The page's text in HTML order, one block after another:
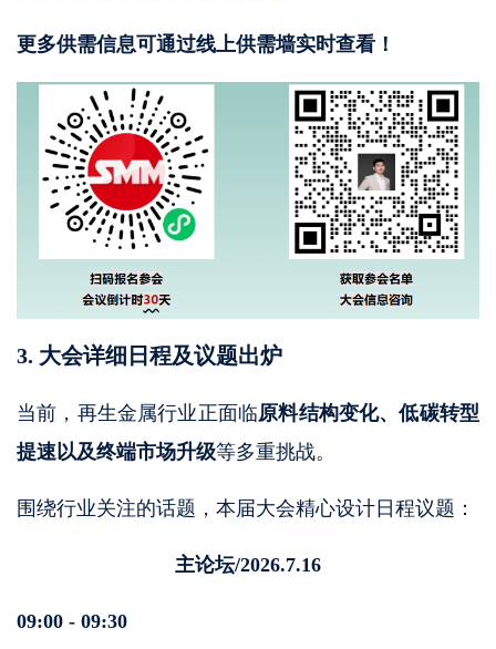
更多供需信息可通过线上供需墙实时查看！
3. 大会详细日程及议题出炉
当前，再生金属行业正面临原料结构变化、低碳转型
提速以及终端市场升级等多重挑战。
围绕行业关注的话题，本届大会精心设计日程议题：
主论坛/2026.7.16
09:00 - 09:30